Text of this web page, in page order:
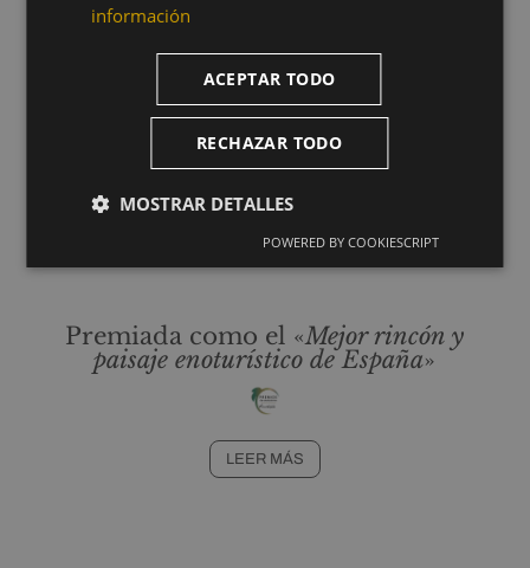
Premiada como el «Mejor rincón y
paisaje enoturístico de España»
LEER MÁS
información
ACEPTAR TODO
RECHAZAR TODO
MOSTRAR DETALLES
POWERED BY COOKIESCRIPT